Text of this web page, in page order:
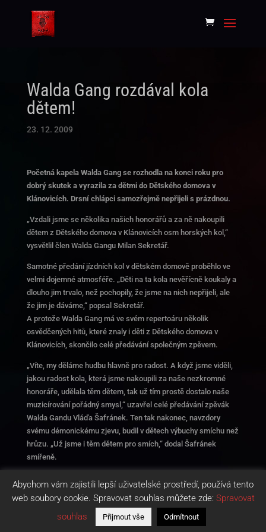
Walda Gang rozdával kola
dětem!
23. 12. 2009
Početná kapela Walda Gang se rozhodla na konci roku pro
dobrý skutek a vyrazila za dětmi do Dětského domova v
Klánovicích. Drsní chlápci samozřejmě nepřijeli s prázdnou.
„Vzdali jsme se několika našich honorářů a za ně nakoupili
dětem z Dětského domova v Klánovicích osm horských kol,“
vysvětlil člen Walda Gangu Milan Sekretář.
Samotné předání jízdních kol v dětském domově proběhlo ve
velmi dojemné atmosféře. „Děti na ta kola nevěřícně koukaly a
dlouho jim trvalo, než pochopily, že jsme na nich nepřijeli, ale
že jim je dáváme,“ popsal Sekretář.
A protože Walda Gang má ve svém repertoáru několik
osvědčených hitů, které znaly i děti z Dětského domova v
Klánovicích, skončilo celé předávání společným zpěvem.
„Víte, my děláme hudbu hlavně pro radost. A když jsme viděli,
jakou radost kola, která jsme nakoupili za naše nezkromné
honoráře, udělala těm dětem, tak už tím prostě dostalo naše
muzicírování pořádný smysl,“ uzavřel celé předávání zpěvák
Walda Gandu Vláďa Šafránek. Ten tak nakonec, navzdory
svému démonickému zjevu, budil v dětech výbuchy smíchu než
hrůzu. „Už jsme i těm dětem pro smích,“ dodal Šafránek
smířeně.
Abychom vám zajistili lepší uživatelské prostředí, používá tento
web soubory cookie. Spravovat souhlas můžete zde: Spravovat
souhlas
Přijmout vše Odmítnout